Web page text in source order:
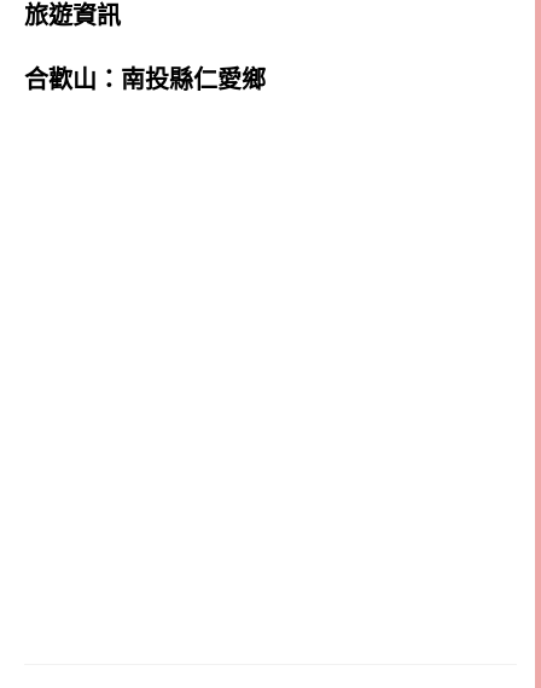
旅遊資訊
合歡山：南投縣仁愛鄉